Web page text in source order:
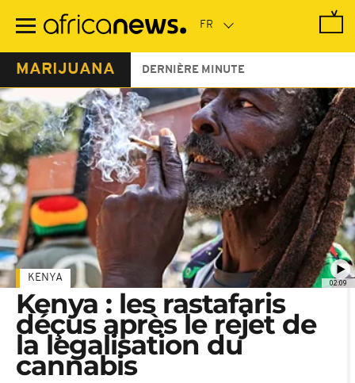
contenu
MARIJUANA DERNIÈRE MINUTE
02:09
KENYA
Kenya : les rastafaris
déçus après le rejet de
la legalisation du
cannabis